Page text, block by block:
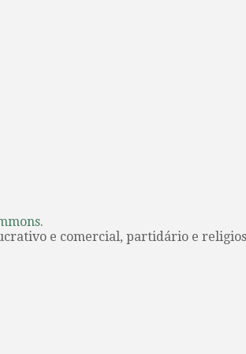
.
e comercial, partidário e